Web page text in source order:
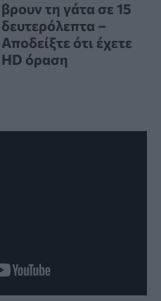
βρουν τη γάτα σε 15
δευτερόλεπτα –
Αποδείξτε ότι έχετε
HD όραση